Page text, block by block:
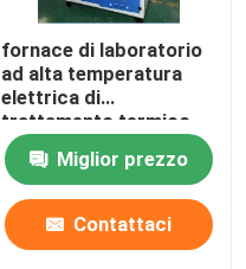
fornace di laboratorio
ad alta temperatura
elettrica di
trattamento termico
1400C con il cavo di
resistenzaMiglior prezzo
Contattaci